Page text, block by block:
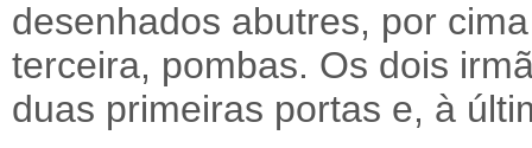
desenhados abutres, por
terceira, pombas. Os dois
duas primeiras portas e, à